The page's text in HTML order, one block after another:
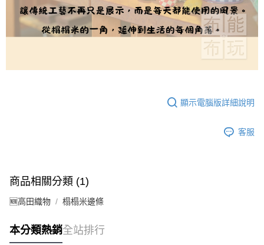
顯示電腦版詳細說明
客服
商品相關分類 (1)
🆕高田織物 榻榻米邊條
本分類熱銷全站排行